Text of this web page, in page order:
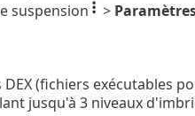
suspension >
(fichiers exécutables
jusqu'à 3 niveaux